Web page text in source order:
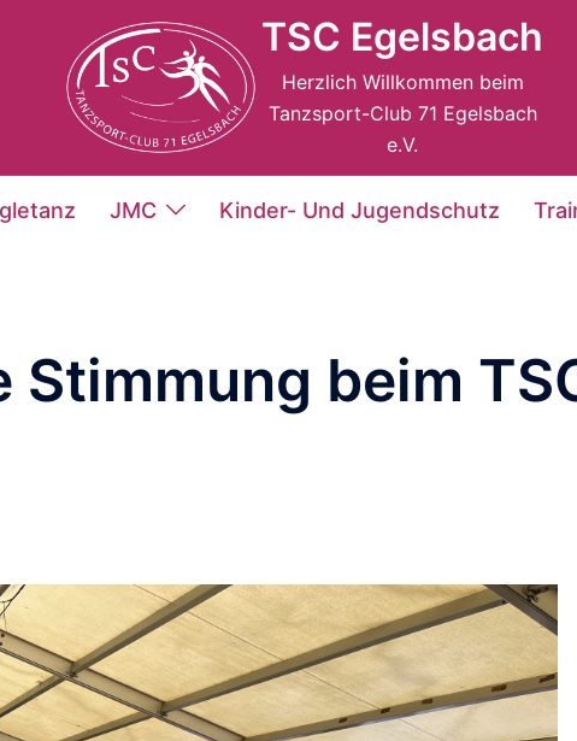
TSC Egelsbach
Herzlich Willkommen beim
Tanzsport-Club 71 Egelsbach
e.V.
JMC Kinder- Und Jugendschutz
Stimmung beim